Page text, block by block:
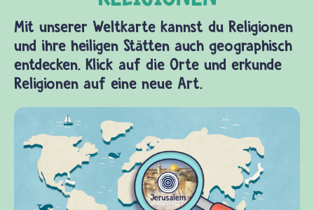
Mit unserer Weltkarte kannst du Religionen
und ihre heiligen Stätten auch geographisch
entdecken. Klick auf die Orte und erkunde
Religionen auf eine neue Art.